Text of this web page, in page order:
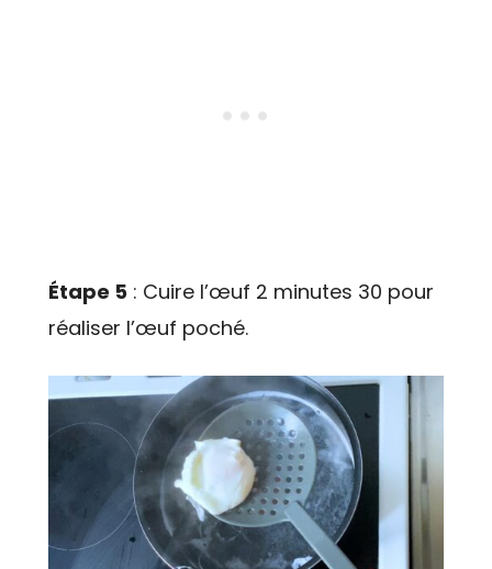
Étape 5 : Cuire l’œuf 2 minutes 30 pour
réaliser l’œuf poché.